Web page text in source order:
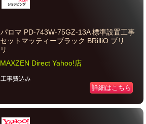
パロマ PD-743W-75GZ-13A 標準設置工事
セットマッティーブラック BRilliO ブリ
リ
MAXZEN Direct Yahoo!店
工事費込み
詳細はこちら